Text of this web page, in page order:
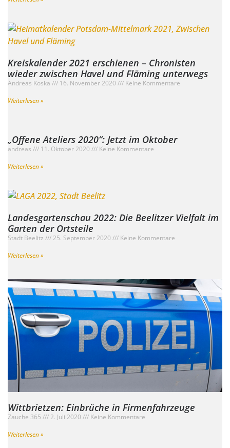
Kreiskalender 2021 erschienen – Chronisten
wieder zwischen Havel und Fläming unterwegs
Andreas Koska 16. November 2020
Keine Kommentare
Weiterlesen »
„Offene Ateliers 2020“: Jetzt im Oktober
andreas 11. Oktober 2020
Keine Kommentare
Weiterlesen »
Landesgartenschau 2022: Die Beelitzer Vielfalt im
Garten der Ortsteile
Stadt Beelitz 25. September 2020
Keine Kommentare
Weiterlesen »
Wittbrietzen: Einbrüche in Firmenfahrzeuge
Zauche 365 2. Juli 2020
Keine Kommentare
Weiterlesen »